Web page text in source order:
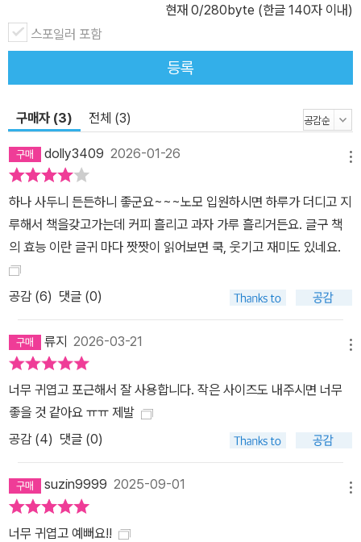
현재 0/280byte (한글 140자 이내)
스포일러 포함
등록
구매자 (3) 전체 (3)
dolly3409 2026-01-26
하나 사두니 든든하니 좋군요~~~노모 입원하시면 하루가 더디고 지
루해서 책을갖고가는데 커피 흘리고 과자 가루 흘리거든요. 글구 책
의 효능 이란 글귀 마다 짯짯이 읽어보면 쿡, 웃기고 재미도 있네요.
공감 (6) 댓글 (0)
류지 2026-03-21
너무 귀엽고 포근해서 잘 사용합니다. 작은 사이즈도 내주시면 너무
좋을 것 같아요 ㅠㅠ 제발
공감 (4) 댓글 (0)
suzin9999 2025-09-01
너무 귀엽고 예뻐요!!